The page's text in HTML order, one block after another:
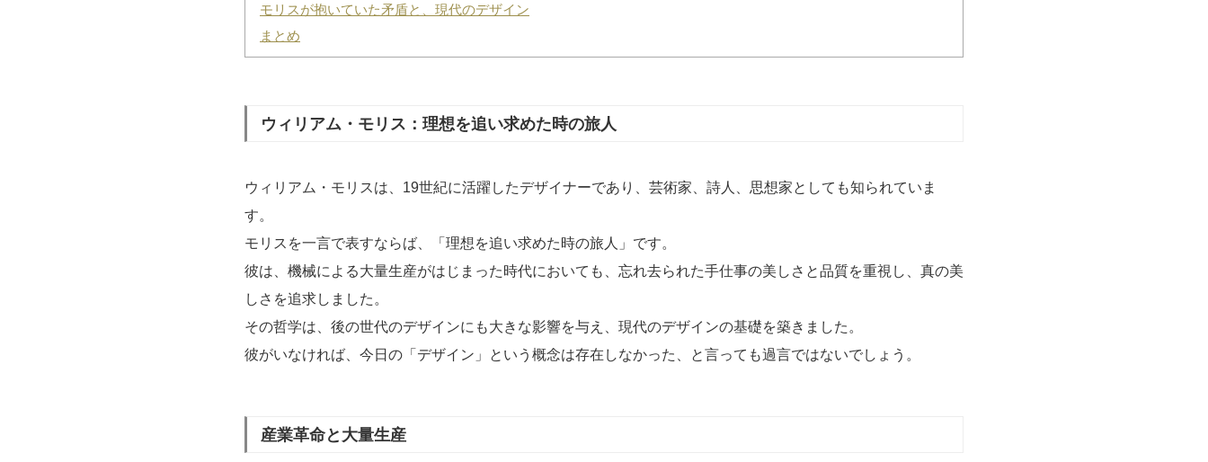
モリスが抱いていた矛盾と、現代のデザイン
まとめ
ウィリアム・モリス：理想を追い求めた時の旅人
ウィリアム・モリスは、19世紀に活躍したデザイナーであり、芸術家、詩人、思想家としても知られていま
す。
モリスを一言で表すならば、「理想を追い求めた時の旅人」です。
彼は、機械による大量生産がはじまった時代においても、忘れ去られた手仕事の美しさと品質を重視し、真の美
しさを追求しました。
その哲学は、後の世代のデザインにも大きな影響を与え、現代のデザインの基礎を築きました。
彼がいなければ、今日の「デザイン」という概念は存在しなかった、と言っても過言ではないでしょう。
産業革命と大量生産